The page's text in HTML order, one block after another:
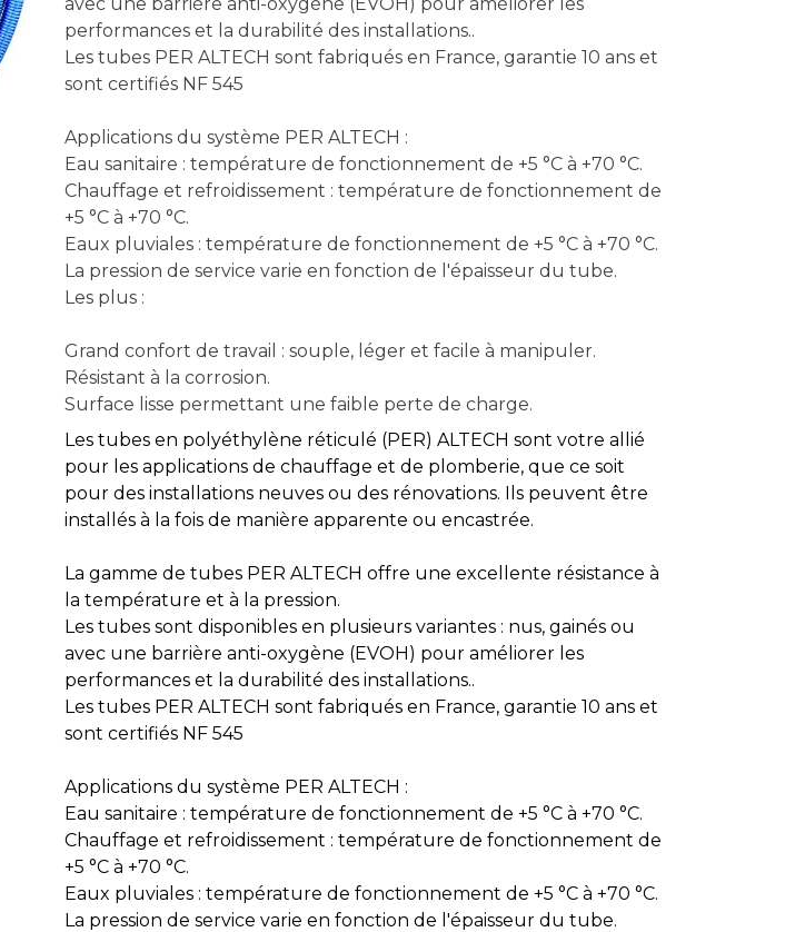
performances et la durabilité des installations..
Les tubes PER ALTECH sont fabriqués en France, garantie 10 ans et
sont certifiés NF 545
Applications du système PER ALTECH :
Eau sanitaire : température de fonctionnement de +5 °C à +70 °C.
Chauffage et refroidissement : température de fonctionnement de
+5 °C à +70 °C.
Eaux pluviales : température de fonctionnement de +5 °C à +70 °C.
La pression de service varie en fonction de l'épaisseur du tube.
Les plus :
Grand confort de travail : souple, léger et facile à manipuler.
Résistant à la corrosion.
Surface lisse permettant une faible perte de charge.
Les tubes en polyéthylène réticulé (PER) ALTECH sont votre allié
pour les applications de chauffage et de plomberie, que ce soit
pour des installations neuves ou des rénovations. Ils peuvent être
installés à la fois de manière apparente ou encastrée.
La gamme de tubes PER ALTECH offre une excellente résistance à
la température et à la pression.
Les tubes sont disponibles en plusieurs variantes : nus, gainés ou
avec une barrière anti-oxygène (EVOH) pour améliorer les
performances et la durabilité des installations..
Les tubes PER ALTECH sont fabriqués en France, garantie 10 ans et
sont certifiés NF 545
Applications du système PER ALTECH :
Eau sanitaire : température de fonctionnement de +5 °C à +70 °C.
Chauffage et refroidissement : température de fonctionnement de
+5 °C à +70 °C.
Eaux pluviales : température de fonctionnement de +5 °C à +70 °C.
La pression de service varie en fonction de l'épaisseur du tube.